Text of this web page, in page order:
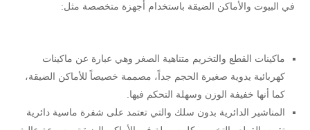
في البيوت والأماكن الضيقة باستخدام أجهزة متخصصة مثل:
ماكينات القطع والتخريم متناهية الصغر وهي عبارة عن ماكينات
كهربائية يدوية صغيرة الحجم جداً، مصممة خصيصاً للأماكن الضيقة،
كما أنها خفيفة الوزن وسهلة التحكم فيها.
المناشير الدائرية بدون سلك والتي تعتمد على شفرة ماسية دائرية